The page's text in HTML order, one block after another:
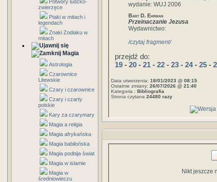
Potwory ludzko-
zwierzęce
Ptaki w mitach i
legendach
Znaki Zodiaku w
mitach
Magia
Astrologia
Czarownice
Litewskie
Czary i czarownice
Czary i czarty
polskie
Kary za czarymary
Magia a religia
Magia afrykańska
Magia babilońska
Magia podbija świat
Magia w islamie
Magia w
średniowieczu
wydanie: WUJ 2006
Bart D. Ehrman
Przeinaczanie Jezusa
Wydawnictwo:
/czytaj fragment/
przejdź do:
19 - 20 - 21 - 22 - 23 - 24- 25 -
Data utworzenia: 18/01/2023 @ 08:15
Ostatnie zmiany: 26/07/2026 @ 21:40
Kategoria : Bibliografia
Strona czytana 24480 razy
Nikt jeszcze